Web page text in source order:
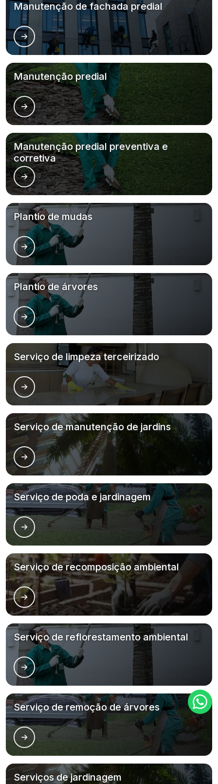
Manutenção de fachada predial
Manutenção predial
Manutenção predial preventiva e
corretiva
Plantio de mudas
Plantio de árvores
Serviço de limpeza terceirizado
Serviço de manutenção de jardins
Serviço de poda e jardinagem
Serviço de recomposição ambiental
Serviço de reflorestamento ambiental
Serviço de remoção de árvores
Serviços de jardinagem